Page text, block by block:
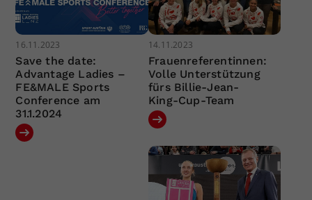
16.11.2023
Save the date:
Advantage Ladies –
FE&MALE Sports
Conference am
31.1.2024
14.11.2023
Frauenreferentinnen:
Volle Unterstützung
fürs Billie-Jean-
King-Cup-Team